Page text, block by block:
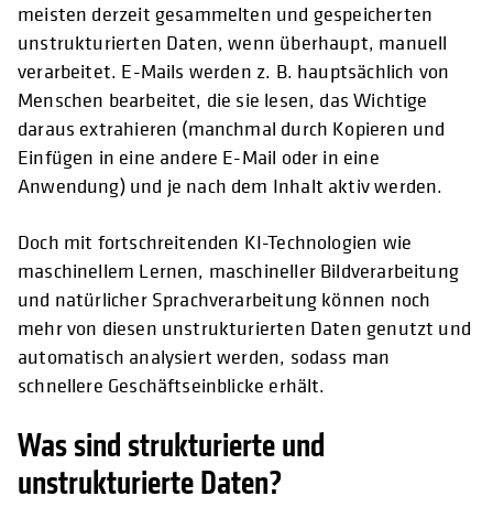
meisten derzeit gesammelten und gespeicherten
unstrukturierten Daten, wenn überhaupt, manuell
verarbeitet. E-Mails werden z. B. hauptsächlich von
Menschen bearbeitet, die sie lesen, das Wichtige
daraus extrahieren (manchmal durch Kopieren und
Einfügen in eine andere E-Mail oder in eine
Anwendung) und je nach dem Inhalt aktiv werden.
Doch mit fortschreitenden KI-Technologien wie
maschinellem Lernen, maschineller Bildverarbeitung
und natürlicher Sprachverarbeitung können noch
mehr von diesen unstrukturierten Daten genutzt und
automatisch analysiert werden, sodass man
schnellere Geschäftseinblicke erhält.
Was sind strukturierte und
unstrukturierte Daten?